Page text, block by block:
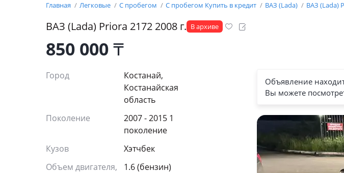
Главная Легковые С пробегом С пробегом Купить в кредит ВАЗ (Lada) ВАЗ (Lada)
ВАЗ (Lada) Priora 2172 2008 г. В архиве
850 000₸
Город
Костанай,
Костанайская
область
Поколение
2007 - 2015 1
поколение
Кузов
Хэтчбек
Объем двигателя,
1.6 (бензин)
Объявление
Вы можете